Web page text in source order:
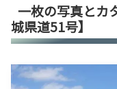
一枚の写真とカ
城県道51号】